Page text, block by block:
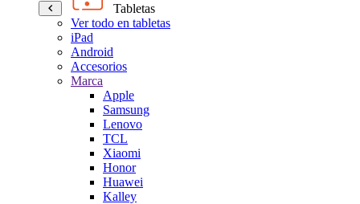
Tabletas
Ver todo en tabletas
iPad
Android
Accesorios
Marca
Apple
Samsung
Lenovo
TCL
Xiaomi
Honor
Huawei
Kalley